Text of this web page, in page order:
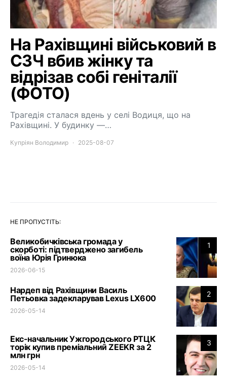
На Рахівщині військовий в
СЗЧ вбив жінку та
відрізав собі геніталії
(ФОТО)
Трагедія сталася вдень у селі Водиця, що на
Рахівщині. У будинку —…
Купріян Володимир 2025-08-07
НЕ ПРОПУСТІТЬ:
1
Великобичківська громада у
скорботі: підтверджено загибель
воїна Юрія Гринюка
2026-06-15
2
Нардеп від Рахівщини Василь
Петьовка задекларував Lexus LX600
2026-05-14
3
Екс-начальник Ужгородського РТЦК
торік купив преміальний ZEEKR за 2
млн грн
2026-05-14